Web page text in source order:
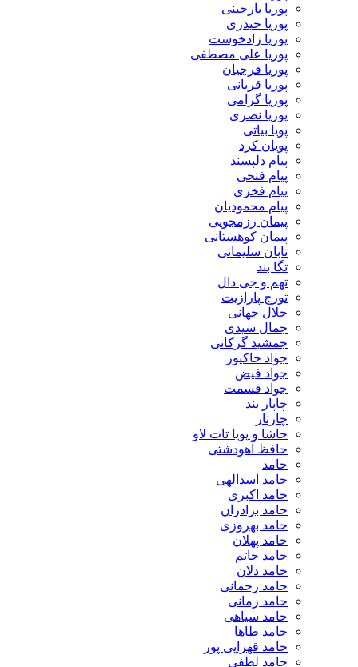
پوریا بارجینی
پوریا حیدری
پوریا زادخوست
پوریا علی مصطفی
پوریا فرجیان
پوریا قربانی
پوریا گرامی
پوریا نصری
پویا بیاتی
پویان کرد
پیام دلپسند
پیام فتحی
پیام فخری
پیام محمودیان
پیمان رزمجویی
پیمان کوهستانی
تابان سلیمانی
تهم و جی دال
تورج پارازیت
جلال جهانی
جمال سیدی
جمشید گرکانی
جواد خاکپور
جواد فیض
جواد قسمت
چاپار بند
حاشا و پویا تات لاو
حافظ آهودشتی
حامد اسدالهی
حامد اکبری
حامد برادران
حامد بهروزی
حامد پهلان
حامد حاتم
حامد دلان
حامد رحمانی
حامد زمانی
حامد سیاهی
حامد طاها
حامد قهرایی پور
حامد لطفی